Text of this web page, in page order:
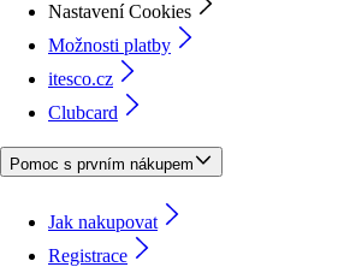
Nastavení Cookies
Možnosti platby
itesco.cz
Clubcard
Pomoc s prvním nákupem
Jak nakupovat
Registrace